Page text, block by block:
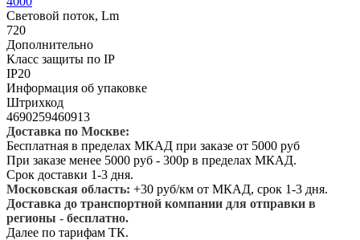
Световой поток, Lm
720
Дополнительно
Класс защиты по IP
IP20
Информация об упаковке
Штрихкод
4690259460913
Доставка по Москве:
Бесплатная в пределах МКАД при заказе от 5000 руб
При заказе менее 5000 руб - 300р в пределах МКАД.
Срок доставки 1-3 дня.
Московская область: +30 руб/км от МКАД, срок 1-3 дня.
Доставка до транспортной компании для отправки в
регионы - бесплатно.
Далее по тарифам ТК.